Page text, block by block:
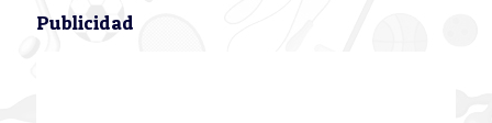
Publicidad